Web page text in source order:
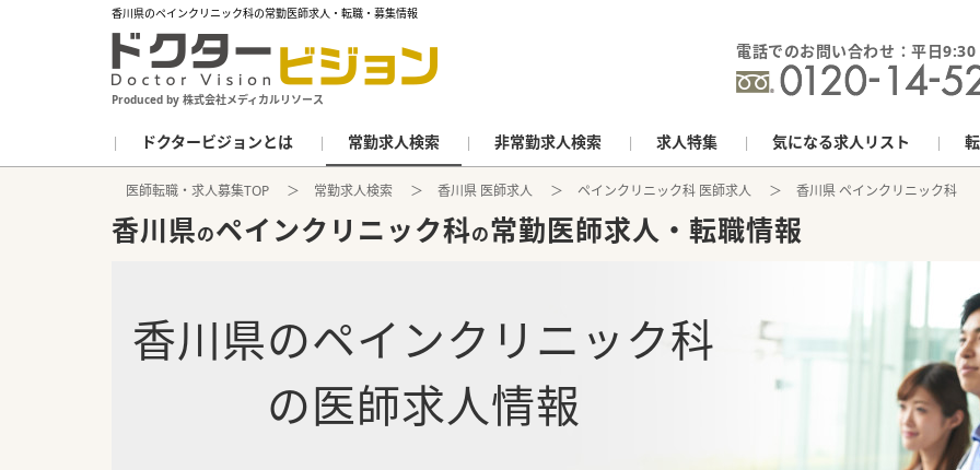
香川県のペインクリニック科の常勤医師求人・転職・募集情報
Produced by 株式会社メディカルリソース
電話でのお問い合わせ：平日
ドクタービジョンとは 常勤求人検索 非常勤求人検索 求人特集 気になる求人リスト
医師転職・求人募集TOP 常勤求人検索 香川県 医師求人 ペインクリニック科 医師求人 香川県 ペインクリニック科
香川県のペインクリニック科の常勤医師求人・転職情報
香川県のペインクリニック科
の医師求人情報